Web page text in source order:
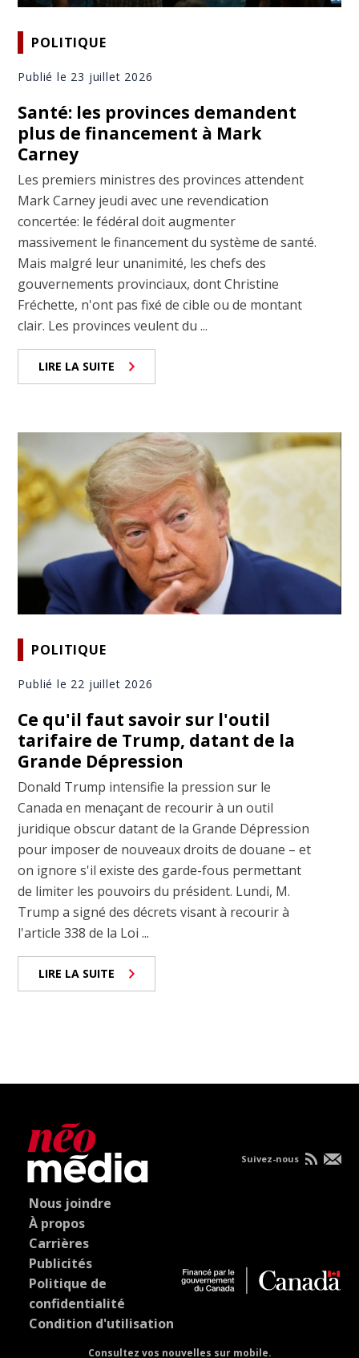
POLITIQUE
Publié le 23 juillet 2026
Santé: les provinces demandent
plus de financement à Mark
Carney
Les premiers ministres des provinces attendent
Mark Carney jeudi avec une revendication
concertée: le fédéral doit augmenter
massivement le financement du système de santé.
Mais malgré leur unanimité, les chefs des
gouvernements provinciaux, dont Christine
Fréchette, n'ont pas fixé de cible ou de montant
clair. Les provinces veulent du ...
LIRE LA SUITE
POLITIQUE
Publié le 22 juillet 2026
Ce qu'il faut savoir sur l'outil
tarifaire de Trump, datant de la
Grande Dépression
Donald Trump intensifie la pression sur le
Canada en menaçant de recourir à un outil
juridique obscur datant de la Grande Dépression
pour imposer de nouveaux droits de douane – et
on ignore s'il existe des garde-fous permettant
de limiter les pouvoirs du président. Lundi, M.
Trump a signé des décrets visant à recourir à
l'article 338 de la Loi ...
LIRE LA SUITE
Nous joindre
À propos
Carrières
Publicités
Politique de
confidentialité
Condition d'utilisation
Consultez vos nouvelles sur mobile.
Suivez-nous